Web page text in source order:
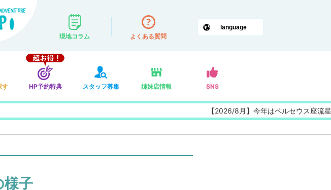
現地コラム よくある質問
す HP予約特典 スタッフ募集 姉妹店情報 SNS
【2026/8月】今年はペルセウス座流星群の
様子